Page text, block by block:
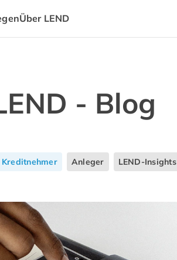
Über LEND
- Blog
Kreditnehmer Anleger LEND-Insights